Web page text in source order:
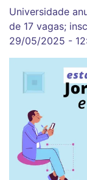
Universidade
de 17 vagas;
29/05/2025 -